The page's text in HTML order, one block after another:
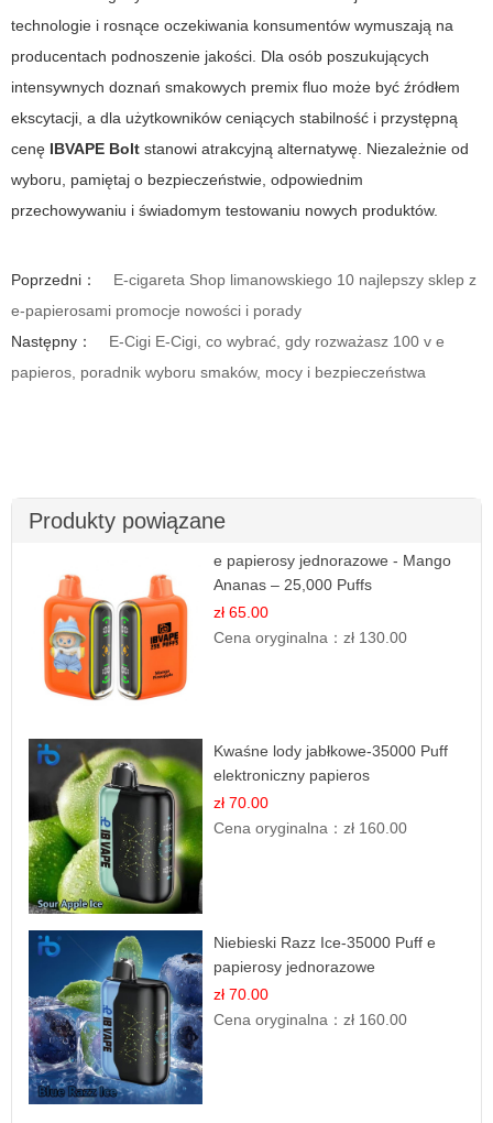
technologie i rosnące oczekiwania konsumentów wymuszają na
producentach podnoszenie jakości. Dla osób poszukujących
intensywnych doznań smakowych premix fluo może być źródłem
ekscytacji, a dla użytkowników ceniących stabilność i przystępną
cenę IBVAPE Bolt stanowi atrakcyjną alternatywę. Niezależnie od
wyboru, pamiętaj o bezpieczeństwie, odpowiednim
przechowywaniu i świadomym testowaniu nowych produktów.
Poprzedni：
E-cigareta Shop limanowskiego 10 najlepszy sklep z
e-papierosami promocje nowości i porady
Następny：
E-Cigi E-Cigi, co wybrać, gdy rozważasz 100 v e
papieros, poradnik wyboru smaków, mocy i bezpieczeństwa
Produkty powiązane
e papierosy jednorazowe - Mango
Ananas – 25,000 Puffs
zł 65.00
Cena oryginalna：zł 130.00
Kwaśne lody jabłkowe-35000 Puff
elektroniczny papieros
zł 70.00
Cena oryginalna：zł 160.00
Niebieski Razz Ice-35000 Puff e
papierosy jednorazowe
zł 70.00
Cena oryginalna：zł 160.00